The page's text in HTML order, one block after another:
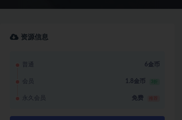
资源信息
普通 6金币
会员 1.8金币 3折
永久会员 免费